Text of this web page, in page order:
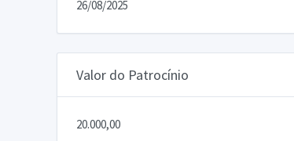
26/08/2025
Valor do Patrocínio
20.000,00